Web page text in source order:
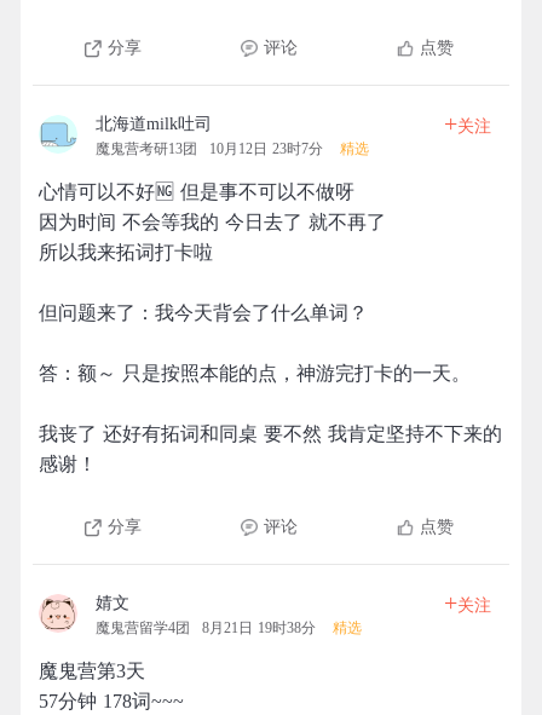
分享 评论 点赞
北海道milk吐司
魔鬼营考研13团 10月12日 23时7分 精选
+关注
心情可以不好🆖 但是事不可以不做呀
因为时间 不会等我的 今日去了 就不再了
所以我来拓词打卡啦
但问题来了：我今天背会了什么单词？
答：额～ 只是按照本能的点，神游完打卡的一天。
我丧了 还好有拓词和同桌 要不然 我肯定坚持不下来的
感谢！
分享 评论 点赞
婧文
魔鬼营留学4团 8月21日 19时38分 精选
+关注
魔鬼营第3天
57分钟 178词~~~